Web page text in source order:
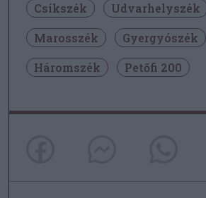
Csíkszék
Udvarhelyszék
Marosszék
Gyergyószék
Háromszék
Petőfi 200